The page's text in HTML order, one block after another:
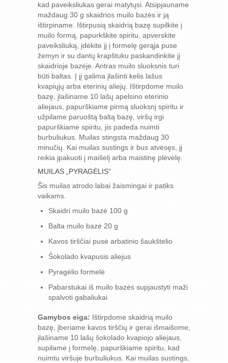
kad paveiksliukas gerai matytųsi. Atsipjauname
maždaug 30 g skaidrios muilo bazės ir ją
ištirpiname. Ištirpusią skaidrią bazę supilkite į
muilo formą, papurkškite spiritu, apverskite
paveiksliuką, įdėkite jį į formelę gerąja puse
žemyn ir su dantų krapštuku paskandinkite jį
skaidrioje bazėje. Antras muilo sluoksnis turi
būti baltas. Į jį galima įlašinti kelis lašus
kvapiųjų arba eterinių aliejų. Ištirpdome muilo
bazę, įlašiname 10 lašų apelsino eterinio
aliejaus, papurškiame pirmą sluoksnį spiritu ir
užpilame paruoštą baltą bazę, viršų irgi
papurškiame spiritu, jis padeda nuimti
burbuliukus. Muilas stingsta maždaug 30
minučių. Kai muilas sustings ir bus atvėsęs, jį
reikia įpakuoti į maišelį arba maistinę plėvelę.
MUILAS „PYRAGĖLIS“
Šis muilas atrodo labai žaismingai ir patiks
vaikams.
Skaidri muilo bazė 100 g
Balta muilo bazė 20 g
Kavos tirščiai pusė arbatinio šaukštelio
Šokolado kvapusis aliejus
Pyragėlio formelė
Pabarstukai iš muilo bazės supjaustyti maži
spalvoti gabaliukai
Gamybos eiga: Ištirpdome skaidrią muilo
bazę, įberiame kavos tirščių ir gerai išmaišome,
įlašiname 10 lašų šokolado kvapiojo aliejaus,
supilame į formelę, papurškiame spiritu, kad
nuimtu viršuje burbuliukus. Kai muilas sustings,